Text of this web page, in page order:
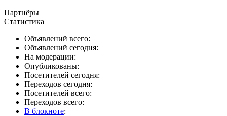
Партнёры
Статистика
Объявлений всего:
Объявлений сегодня:
На модерации:
Опубликованы:
Посетителей сегодня:
Переходов сегодня:
Посетителей всего:
Переходов всего:
В блокноте: